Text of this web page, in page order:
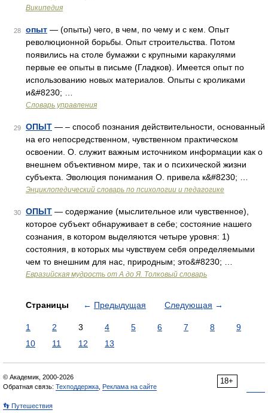
Википедия
28 опыт — (опыты) чего, в чем, по чему и с кем. Опыт
революционной борьбы. Опыт строительства. Потом
появились на столе бумажки с крупными каракулями
первые ее опыты в письме (Гладков). Имеется опыт по
использованию новых материалов. Опыты с кроликами
и&#8230; …
Словарь управления
29 ОПЫТ — – способ познания действительности, основанный
на его непосредственном, чувственном практическом
освоении. О. служит важным источником информации как о
внешнем объективном мире, так и о психической жизни
субъекта. Эволюция понимания О. привела к&#8230; …
Энциклопедический словарь по психологии и педагогике
30 ОПЫТ — содержание (мыслительное или чувственное),
которое субъект обнаруживает в себе; состояние нашего
сознания, в котором выделяются четыре уровня: 1)
состояния, в которых мы чувствуем себя определяемыми
чем то внешним для нас, природным; это&#8230; …
Евразийская мудрость от А до Я. Толковый словарь
Страницы ← Предыдущая Следующая →
1 2 3 4 5 6 7 8
9
10
11 12 13
18+
© Академик, 2000-2026
Обратная связь: Техподдержка Реклама на сайте
👣 Путешествия